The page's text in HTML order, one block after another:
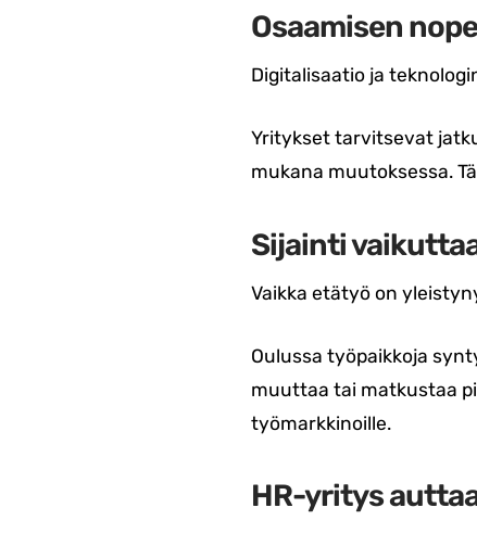
Osaamisen
Digitalisaatio ja
Yritykset tarvitsevat
mukana muutoksessa.
Sijainti
Vaikka etätyö on
Oulussa työpaikkoja
muuttaa tai matkustaa
työmarkkinoille.
HR-yritys